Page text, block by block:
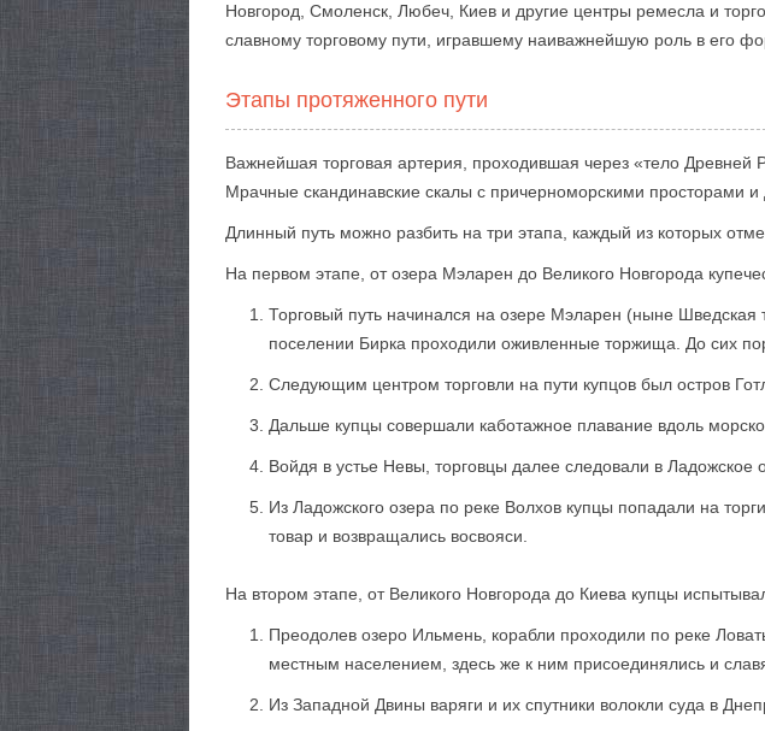
Новгород, Смоленск, Любеч, Киев и другие центры ремесла и
славному торговому пути, игравшему наиважнейшую роль в его
Этапы протяженного пути
Важнейшая торговая артерия, проходившая через «тело
Мрачные скандинавские скалы с причерноморскими просторами
Длинный путь можно разбить на три этапа, каждый из которых
На первом этапе, от озера Мэларен до Великого Новгорода
Торговый путь начинался на озере Мэларен (ныне
поселении Бирка проходили оживленные торжища. До сих
Следующим центром торговли на пути купцов был остров
Дальше купцы совершали каботажное плавание вдоль
Войдя в устье Невы, торговцы далее следовали в Ладожское
Из Ладожского озера по реке Волхов купцы попадали на
товар и возвращались восвояси.
На втором этапе, от Великого Новгорода до Киева купцы
Преодолев озеро Ильмень, корабли проходили по реке
местным населением, здесь же к ним присоединялись и
Из Западной Двины варяги и их спутники волокли суда в